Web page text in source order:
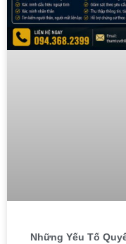
Những Yếu Tố